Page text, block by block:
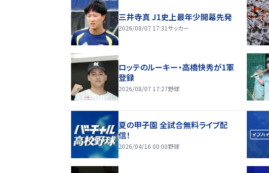
三井寺真 J1史上最年少開幕先発
2026/08/07 17:31サッカー
ロッテのルーキー・高橋快秀が1軍
登録
2026/08/07 17:27野球
夏の甲子園 全試合無料ライブ配
信！
2026/04/16 00:00野球